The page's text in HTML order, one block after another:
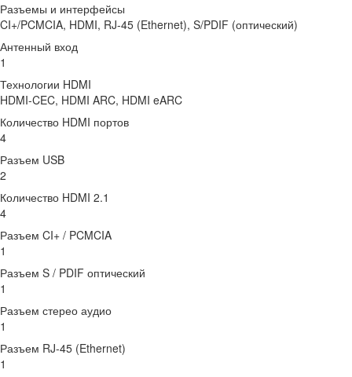
Разъемы и интерфейсы
CI+/PCMCIA, HDMI, RJ-45 (Ethernet), S/PDIF (оптический)
Антенный вход
1
Технологии HDMI
HDMI-CEC, HDMI ARC, HDMI eARC
Количество HDMI портов
4
Разъем USB
2
Количество HDMI 2.1
4
Разъем CI+ / PCMCIA
1
Разъем S / PDIF оптический
1
Разъем стерео аудио
1
Разъем RJ-45 (Ethernet)
1